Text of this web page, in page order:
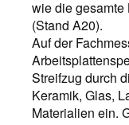
wie die gesamte
(Stand A20).
Auf der
Streifzug durch
Keramik, Glas,
Materialien ein.